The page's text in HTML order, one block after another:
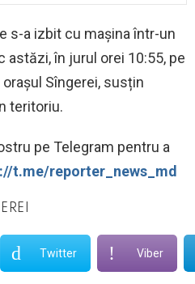
s-a izbit cu mașina într-un
astăzi, în jurul orei 10:55, pe
Sîngerei, susțin
teritoriu.
pe Telegram pentru a
t.me/reporter_news_md
Twitter Viber